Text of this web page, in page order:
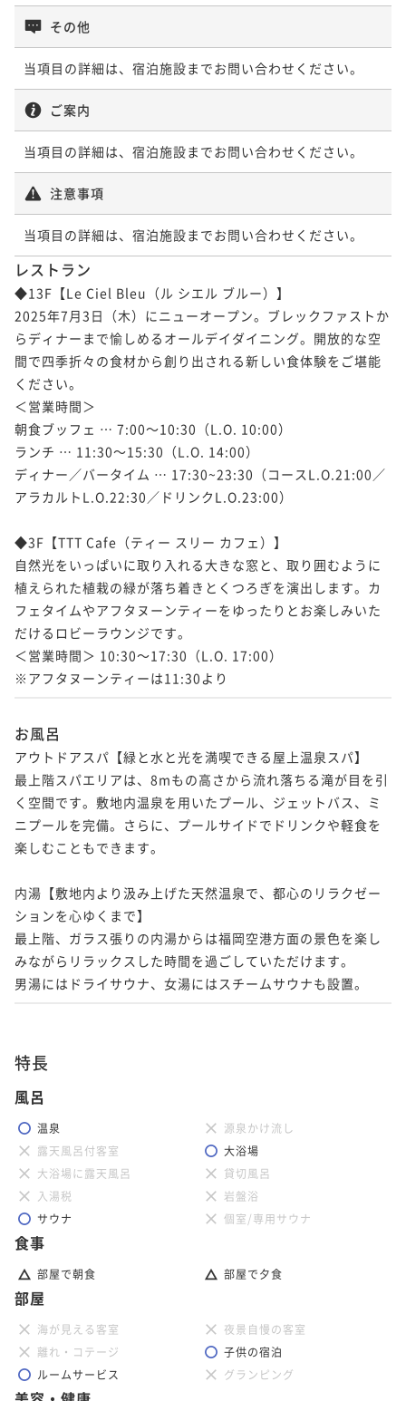
その他
当項目の詳細は、宿泊施設までお問い合わせください。
ご案内
当項目の詳細は、宿泊施設までお問い合わせください。
注意事項
当項目の詳細は、宿泊施設までお問い合わせください。
レストラン
◆13F【Le Ciel Bleu（ル シエル ブルー）】
2025年7月3日（木）にニューオープン。ブレックファストか
らディナーまで愉しめるオールデイダイニング。開放的な空
間で四季折々の食材から創り出される新しい食体験をご堪能
ください。
＜営業時間＞
朝食ブッフェ … 7:00～10:30（L.O. 10:00）
ランチ … 11:30～15:30（L.O. 14:00）
ディナー／バータイム … 17:30~23:30（コースL.O.21:00／
アラカルトL.O.22:30／ドリンクL.O.23:00）
◆3F【TTT Cafe（ティー スリー カフェ）】
自然光をいっぱいに取り入れる大きな窓と、取り囲むように
植えられた植栽の緑が落ち着きとくつろぎを演出します。カ
フェタイムやアフタヌーンティーをゆったりとお楽しみいた
だけるロビーラウンジです。
＜営業時間＞ 10:30～17:30（L.O. 17:00）
※アフタヌーンティーは11:30より
お風呂
アウトドアスパ【緑と水と光を満喫できる屋上温泉スパ】
最上階スパエリアは、8mもの高さから流れ落ちる滝が目を引
く空間です。敷地内温泉を用いたプール、ジェットバス、ミ
ニプールを完備。さらに、プールサイドでドリンクや軽食を
楽しむこともできます。
内湯【敷地内より汲み上げた天然温泉で、都心のリラクゼー
ションを心ゆくまで】
最上階、ガラス張りの内湯からは福岡空港方面の景色を楽し
みながらリラックスした時間を過ごしていただけます。
男湯にはドライサウナ、女湯にはスチームサウナも設置。
特長
風呂
温泉
源泉かけ流し
露天風呂付客室
大浴場
大浴場に露天風呂
貸切風呂
入湯税
岩盤浴
サウナ
個室/専用サウナ
食事
部屋で朝食 部屋で夕食
部屋
海が見える客室
夜景自慢の客室
離れ・コテージ
子供の宿泊
ルームサービス
グランピング